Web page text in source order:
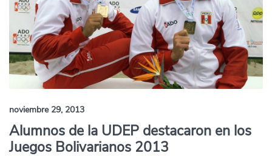
noviembre 29, 2013
Alumnos de la UDEP destacaron en los
Juegos Bolivarianos 2013